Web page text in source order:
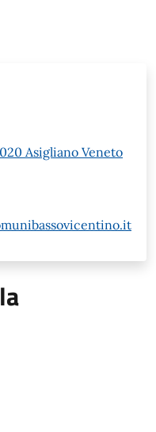
Asigliano Veneto